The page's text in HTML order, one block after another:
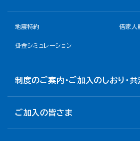
地震特約 借家人
掛金シミュレーション
制度のご案内・ご加入のしおり・
ご加入の皆さま